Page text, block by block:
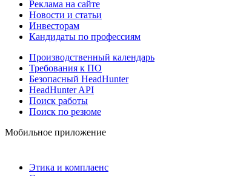
Реклама на сайте
Новости и статьи
Инвесторам
Кандидаты по профессиям
Производственный календарь
Требования к ПО
Безопасный HeadHunter
HeadHunter API
Поиск работы
Поиск по резюме
Мобильное приложение
Этика и комплаенс